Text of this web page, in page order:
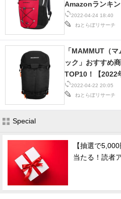
住まい
会員記事
メディア
注目記事を集めた総合ページ
進化するPCとデバイスの未来
好きが集まる 比べて選べる
2022-04-24 18:40
ねとらぼリサーチ
Amazonランキン
2022-04-22 20:05
ねとらぼリサーチ
「MAMMUT（
ック」おすすめ
TOP10！【2022
Special
【抽選で
当たる！読者